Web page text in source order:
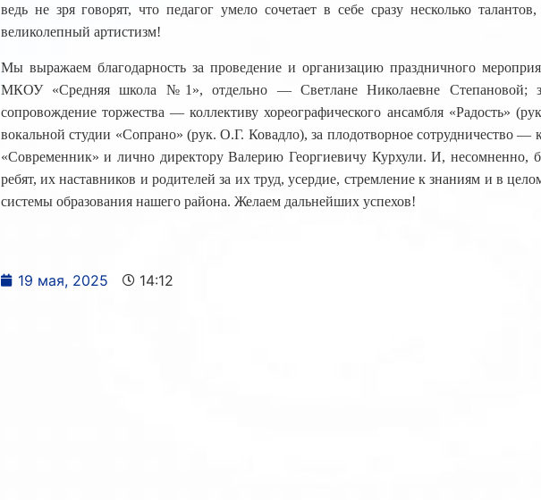
ведь не зря говорят, что педагог умело сочетает в себе сразу несколько
великолепный артистизм!
Мы выражаем благодарность за проведение и организацию праздничного
МКОУ «Средняя школа №1», отдельно — Светлане Николаевне Степановой;
сопровождение торжества — коллективу хореографического ансамбля «Радость»
вокальной студии «Сопрано» (рук. О.Г. Ковадло), за плодотворное сотрудничество —
«Современник» и лично директору Валерию Георгиевичу Курхули. И, несомненно,
ребят, их наставников и родителей за их труд, усердие, стремление к знаниям и в
системы образования нашего района. Желаем дальнейших успехов!
19 мая, 2025 14:12